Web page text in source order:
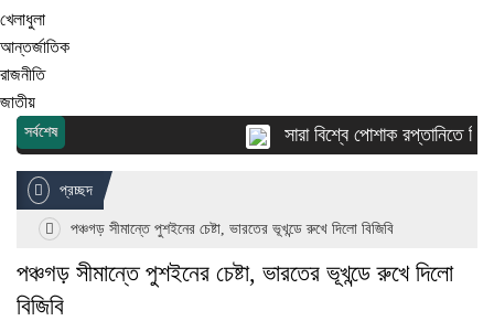
খেলাধুলা
আন্তর্জাতিক
রাজনীতি
জাতীয়
সর্বশেষ সারা বিশ্বে পোশাক রপ্তানিতে
প্রচ্ছদ
পঞ্চগড় সীমান্তে পুশইনের চেষ্টা, ভারতের ভূখন্ডে রুখে দিলো বিজিবি
পঞ্চগড় সীমান্তে পুশইনের চেষ্টা, ভারতের ভূখন্ডে রুখে দিলো
বিজিবি